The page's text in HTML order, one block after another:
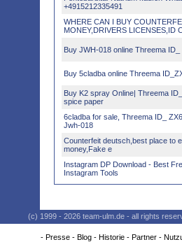
+4915212335491
WHERE CAN I BUY
MONEY,DRIVERS LICENSES,ID
Buy JWH-018 online Threema
Buy 5cladba online Threema
Buy K2 spray Online| Threema
spice paper
6cladba for sale, Threema ID_
Jwh-018
Counterfeit deutsch,best place to
money,Fake e
Instagram DP Download - Best
Instagram Tools
(c) 1999 - 2026 team-ulm.de - all rights
- Presse- Blog- Historie- Partner-